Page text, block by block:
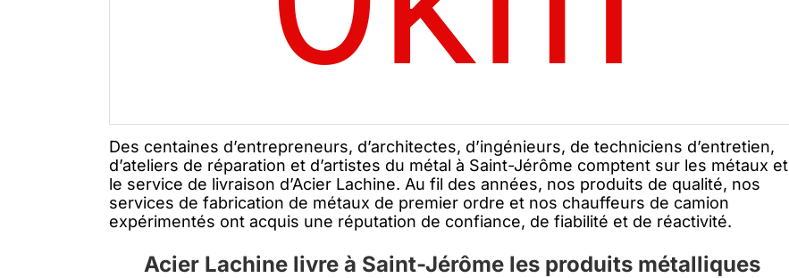
Des centaines d’entrepreneurs, d’architectes, d’ingénieurs, de techniciens d’entretien,
d’ateliers de réparation et d’artistes du métal à Saint-Jérôme comptent sur les métaux et
le service de livraison d’Acier Lachine. Au fil des années, nos produits de qualité, nos
services de fabrication de métaux de premier ordre et nos chauffeurs de camion
expérimentés ont acquis une réputation de confiance, de fiabilité et de réactivité.
Acier Lachine livre à Saint-Jérôme les produits métalliques